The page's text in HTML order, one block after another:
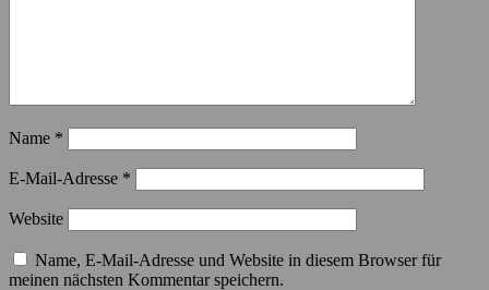
Name *
E-Mail-Adresse *
Website
Name, E-Mail-Adresse und Website in diesem Browser für
meinen nächsten Kommentar speichern.